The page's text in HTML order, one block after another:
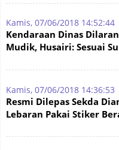
Kamis, 07/06/2018 14:52:44
Kendaraan Dinas
Mudik, Husairi: Sesuai
Kamis, 07/06/2018 14:36:53
Resmi Dilepas Sekda
Lebaran Pakai Stiker